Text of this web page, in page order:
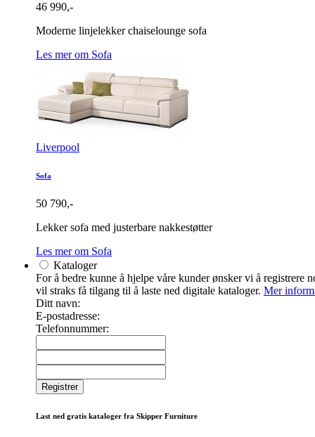
46 990,-
Moderne linjelekker chaiselounge sofa
Les mer om Sofa
Liverpool
Sofa
50 790,-
Lekker sofa med justerbare nakkestøtter
Les mer om Sofa
Kataloger
For å bedre kunne å hjelpe våre kunder ønsker vi å
vil straks få tilgang til å laste ned digitale kataloger. Mer
Ditt navn:
E-postadresse:
Telefonnummer:
Last ned gratis kataloger fra Skipper Furniture